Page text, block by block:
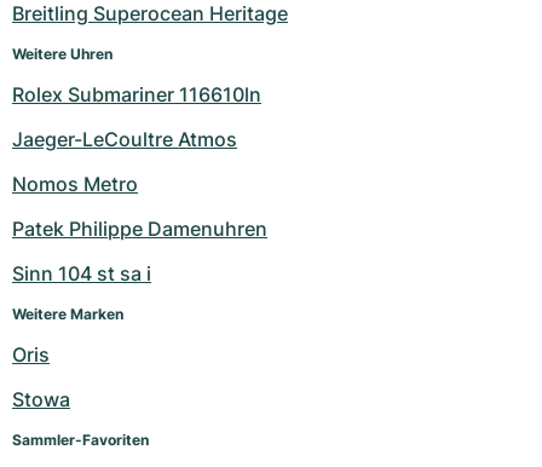
Breitling Superocean Heritage
Weitere Uhren
Rolex Submariner 116610ln
Jaeger-LeCoultre Atmos
Nomos Metro
Patek Philippe Damenuhren
Sinn 104 st sa i
Weitere Marken
Oris
Stowa
Sammler-Favoriten